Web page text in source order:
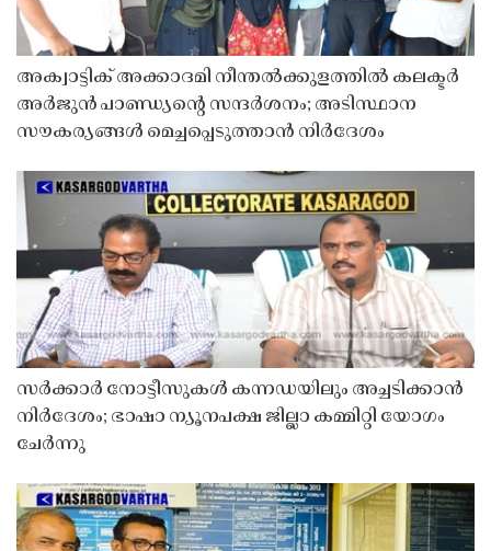
അക്വാട്ടിക് അക്കാദമി നീന്തൽക്കുളത്തിൽ കലക്ടർ
അർജുൻ പാണ്ഡ്യൻ്റെ സന്ദർശനം; അടിസ്ഥാന
സൗകര്യങ്ങൾ മെച്ചപ്പെടുത്താൻ നിർദേശം
സർക്കാർ നോട്ടീസുകൾ കന്നഡയിലും അച്ചടിക്കാൻ
നിർദേശം; ഭാഷാ ന്യൂനപക്ഷ ജില്ലാ കമ്മിറ്റി യോഗം
ചേർന്നു